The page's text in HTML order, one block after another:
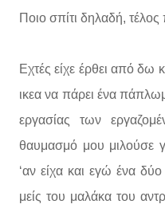
Ποιο σπίτι δηλαδή,
Εχτές είχε έρθει από δω
ικεα να πάρει ένα
εργασίας των
θαυμασμό μου μιλούσε
‘αν είχα και εγώ ένα
μείς του μαλάκα του